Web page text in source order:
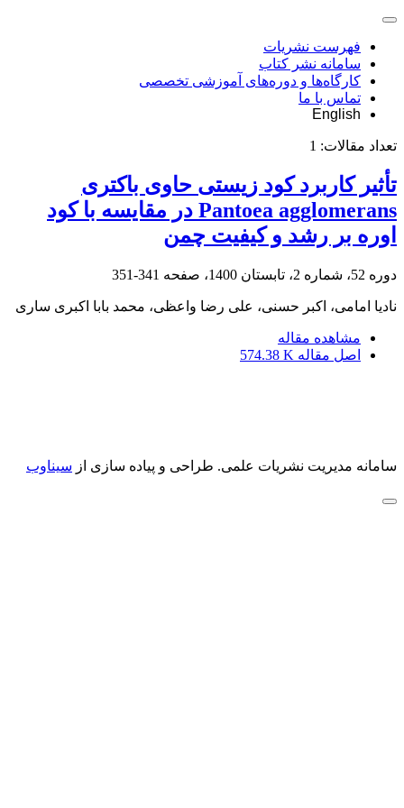
فهرست نشریات
سامانه نشر کتاب
کارگاه‌ها و دوره‌های آموزشی تخصصی
تماس با ما
English
تعداد مقالات: 1
تأثیر کاربرد کود زیستی حاوی باکتری
‏Pantoea agglomerans‏ در مقایسه با کود
اوره بر رشد و ‏کیفیت چمن
دوره 52، شماره 2، تابستان 1400، صفحه 341-351
نادیا امامی، اکبر حسنی، علی رضا واعظی، محمد بابا اکبری ساری
مشاهده مقاله
اصل مقاله 574.38 K
سامانه مدیریت نشریات علمی. طراحی و پیاده سازی از سیناوب